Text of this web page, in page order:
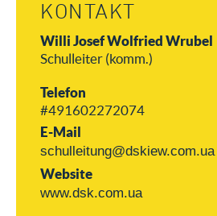
KONTAKT
Willi Josef Wolfried Wrubel
Schulleiter (komm.)
Telefon
#491602272074
E-Mail
schulleitung@dskiew.com.ua
Website
www.dsk.com.ua